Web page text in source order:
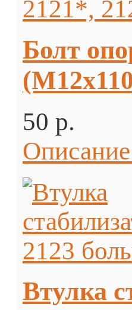
Болт
50 p.
Описание
Втулка